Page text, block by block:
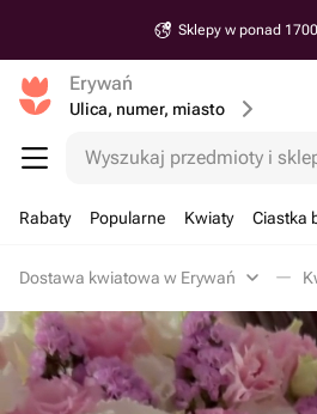
Sklepy w ponad
Erywań
Ulica, numer, miasto
Wyszukaj przedmioty i
Rabaty Popularne Kwiaty Ciastka
Dostawa kwiatowa w Erywań